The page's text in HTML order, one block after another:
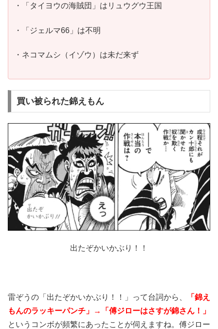
・「タイヨウの海賊団」はリュウグウ王国
・「ジェルマ66」は不明
・ネコマムシ（イゾウ）は未だ来ず
買い被られた錦えもん
出たぞかいかぶり！！
雷ぞうの「出たぞかいかぶり！！」って台詞から、
「錦え
もんのラッキーパンチ」→「傅ジローはさすが錦さん！」
というコンボが頻繁にあったことが伺えますね。傅ジロー